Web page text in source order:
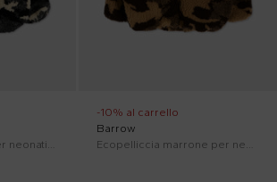
Ecopelliccia nera per neonati con logo
-10% al carrello
Barrow
Ecopelliccia marrone per neonati con logo